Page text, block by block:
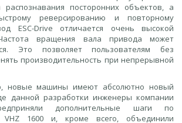
распознавания посторонних объектов, а
реверсированию и повторному
ESC-Drive отличается очень высокой
вращения вала привода может
Это позволяет пользователям без
производительность при непрерывной
новые машины имеют абсолютно новый
данной разработки инженеры компании
дополнительные шаги по
VHZ 1600 и, кроме всего, объединили